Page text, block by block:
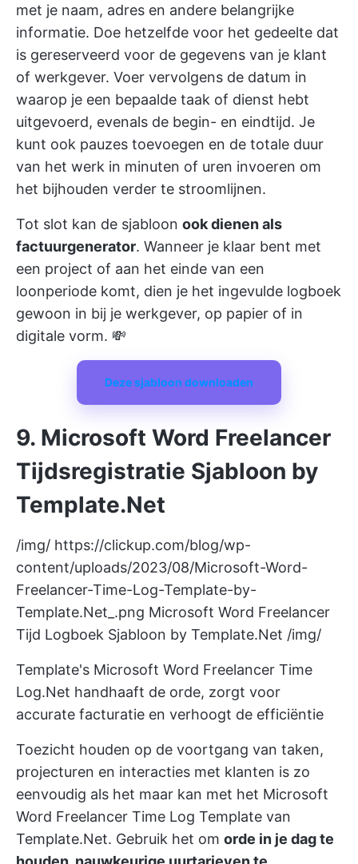
met je naam, adres en andere belangrijke
informatie. Doe hetzelfde voor het gedeelte dat
is gereserveerd voor de gegevens van je klant
of werkgever. Voer vervolgens de datum in
waarop je een bepaalde taak of dienst hebt
uitgevoerd, evenals de begin- en eindtijd. Je
kunt ook pauzes toevoegen en de totale duur
van het werk in minuten of uren invoeren om
het bijhouden verder te stroomlijnen.
Tot slot kan de sjabloon ook dienen als
factuurgenerator. Wanneer je klaar bent met
een project of aan het einde van een
loonperiode komt, dien je het ingevulde logboek
gewoon in bij je werkgever, op papier of in
digitale vorm. 💸
Deze sjabloon downloaden
9. Microsoft Word Freelancer
Tijdsregistratie Sjabloon by
Template.Net
/img/ https://clickup.com/blog/wp-
content/uploads/2023/08/Microsoft-Word-
Freelancer-Time-Log-Template-by-
Template.Net_.png Microsoft Word Freelancer
Tijd Logboek Sjabloon by Template.Net /img/
Template's Microsoft Word Freelancer Time
Log.Net handhaaft de orde, zorgt voor
accurate facturatie en verhoogt de efficiëntie
Toezicht houden op de voortgang van taken,
projecturen en interacties met klanten is zo
eenvoudig als het maar kan met het Microsoft
Word Freelancer Time Log Template van
Template.Net. Gebruik het om orde in je dag te